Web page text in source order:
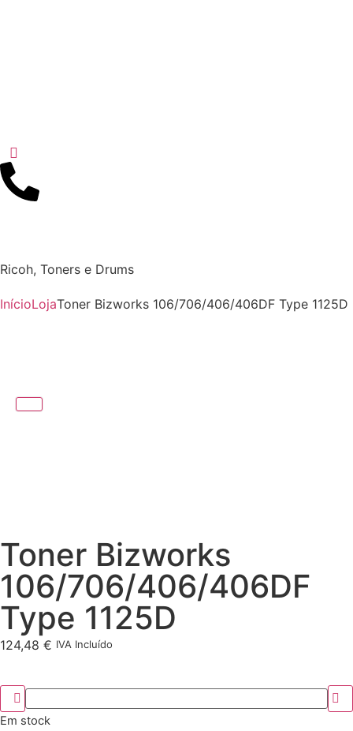
Ricoh, Toners e Drums
InícioLojaToner Bizworks 106/706/406/406DF Type 1125D
Toner Bizworks
106/706/406/406DF
Type 1125D
124,48 € IVA Incluído
Em stock